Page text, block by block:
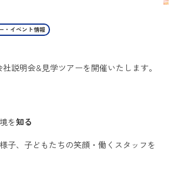
・イベント情報
説明会&見学ツアーを開催いたします。
を知る
子、子どもたちの笑顔・働くスタッフを